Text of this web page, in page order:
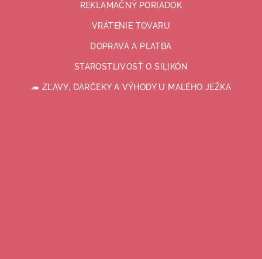
REKLAMAČNÝ PORIADOK
VRÁTENIE TOVARU
DOPRAVA A PLATBA
STAROSTLIVOSŤ O SILIKÓN
🦔 ZĽAVY, DARČEKY A VÝHODY U MALÉHO JEŽKA